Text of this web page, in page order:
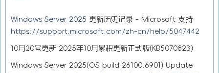
Windows Server 2025 更新历史记录 - Microsoft 支持
https://support.microsoft.com/zh-cn/help/5047442
10月20号更新 2025年10月累积更新正式版(KB5070823)
Windows Server 2025(OS build 26100.6901) Update